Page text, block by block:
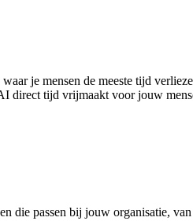
je mensen de meeste tijd
direct tijd vrijmaakt voor jouw
die passen bij jouw organisatie,